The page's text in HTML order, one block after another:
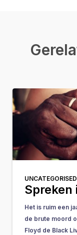
UNCATEGORISED
Spreken
Het is ruim een
de brute moord
Floyd de Black